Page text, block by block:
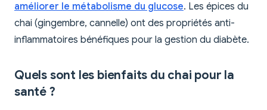
améliorer le métabolisme du glucose. Les épices du
chai (gingembre, cannelle) ont des propriétés anti-
inflammatoires bénéfiques pour la gestion du diabète.
Quels sont les bienfaits du chai pour la
santé ?